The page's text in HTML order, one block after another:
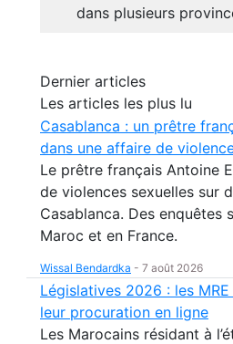
dans plusieurs
Dernier articles
Les articles les plus lu
Casablanca : un prêtre
dans une affaire de
Le prêtre français Antoine
de violences sexuelles sur
Casablanca. Des enquêtes
Maroc et en France.
Wissal Bendardka - 7 août 2026
Législatives 2026 : les
leur procuration en ligne
Les Marocains résidant à